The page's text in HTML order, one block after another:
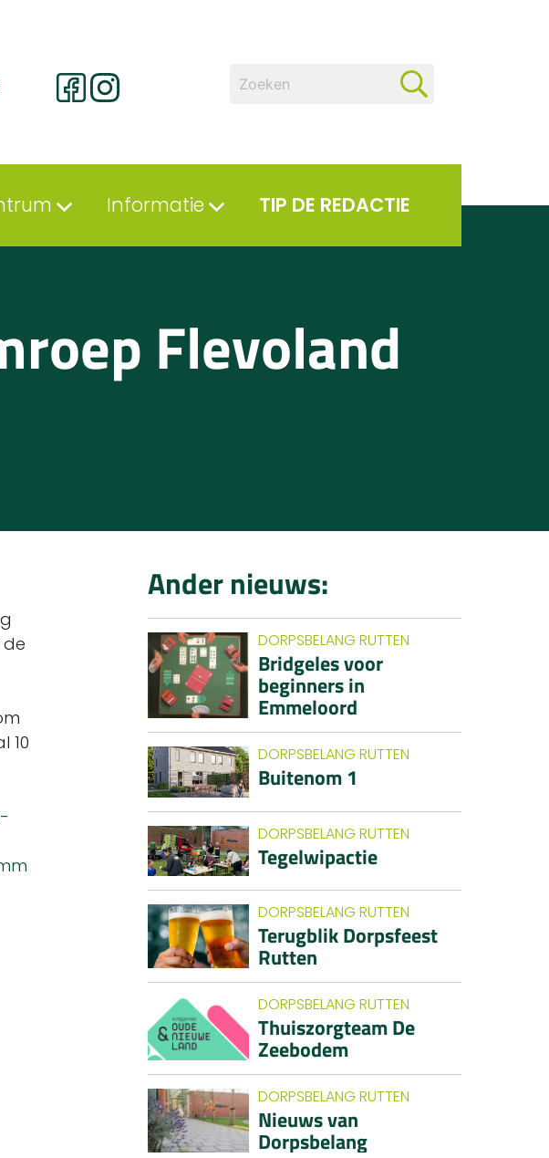
Informatie TIP DE REDACTIE
Flevoland
de
10
Ander nieuws:
DORPSBELANG RUTTEN
Bridgeles voor
beginners in
Emmeloord
DORPSBELANG RUTTEN
Buitenom 1
DORPSBELANG RUTTEN
Tegelwipactie
DORPSBELANG RUTTEN
Terugblik Dorpsfeest
Rutten
DORPSBELANG RUTTEN
Thuiszorgteam De
Zeebodem
DORPSBELANG RUTTEN
Nieuws van
Dorpsbelang